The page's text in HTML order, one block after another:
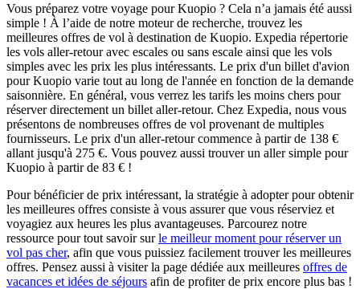
Vous préparez votre voyage pour Kuopio ? Cela n’a jamais été aussi
simple ! À l’aide de notre moteur de recherche, trouvez les
meilleures offres de vol à destination de Kuopio. Expedia répertorie
les vols aller-retour avec escales ou sans escale ainsi que les vols
simples avec les prix les plus intéressants. Le prix d'un billet d'avion
pour Kuopio varie tout au long de l'année en fonction de la demande
saisonnière. En général, vous verrez les tarifs les moins chers pour
réserver directement un billet aller-retour. Chez Expedia, nous vous
présentons de nombreuses offres de vol provenant de multiples
fournisseurs. Le prix d'un aller-retour commence à partir de 138 €
allant jusqu'à 275 €. Vous pouvez aussi trouver un aller simple pour
Kuopio à partir de 83 € !
Pour bénéficier de prix intéressant, la stratégie à adopter pour obtenir
les meilleures offres consiste à vous assurer que vous réserviez et
voyagiez aux heures les plus avantageuses. Parcourez notre
ressource pour tout savoir surle meilleur moment pour réserver un
vol pas cher, afin que vous puissiez facilement trouver les meilleures
offres. Pensez aussi à visiter la page dédiée aux meilleures offres de
vacances et idées de séjours afin de profiter de prix encore plus bas !